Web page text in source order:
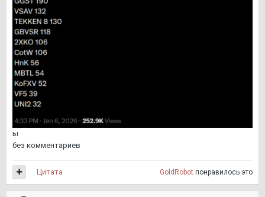
ы
без комментариев
GoldRobot понравилось это
Цитата